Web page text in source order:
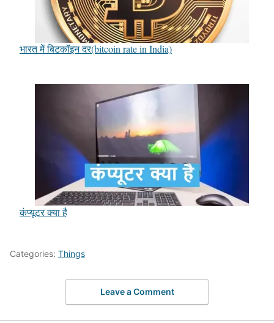
भारत में बिटकॉइन दर(bitcoin rate in India)
कंप्यूटर क्या है
Categories: Things
Leave a Comment